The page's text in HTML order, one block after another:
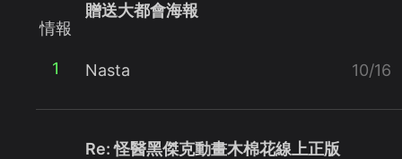
情報
1
贈送大都會海報
Nasta 10/16
Re: 怪醫黑傑克動畫木棉花線上正版